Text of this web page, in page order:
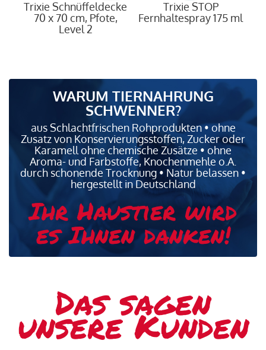
Trixie Schnüffeldecke
70 x 70 cm, Pfote,
Level 2
Trixie STOP
Fernhaltespray 175 ml
WARUM TIERNAHRUNG
SCHWENNER?
aus Schlachtfrischen Rohprodukten • ohne
Zusatz von Konservierungsstoffen, Zucker oder
Karamell ohne chemische Zusätze • ohne
Aroma- und Farbstoffe, Knochenmehle o.A.
durch schonende Trocknung • Natur belassen •
hergestellt in Deutschland
Ihr Haustier wird
es Ihnen danken!
Das sagen
unsere Kunden